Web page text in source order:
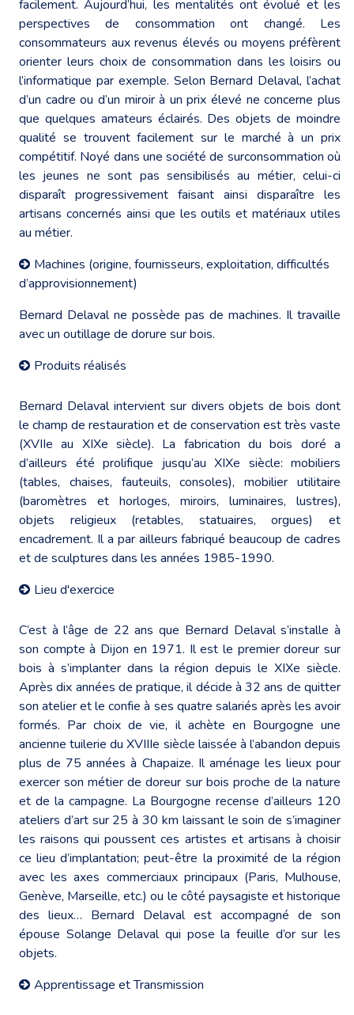
facilement. Aujourd’hui, les mentalités ont évolué et les
perspectives de consommation ont changé. Les
consommateurs aux revenus élevés ou moyens préfèrent
orienter leurs choix de consommation dans les loisirs ou
l’informatique par exemple. Selon Bernard Delaval, l’achat
d’un cadre ou d’un miroir à un prix élevé ne concerne plus
que quelques amateurs éclairés. Des objets de moindre
qualité se trouvent facilement sur le marché à un prix
compétitif. Noyé dans une société de surconsommation où
les jeunes ne sont pas sensibilisés au métier, celui-ci
disparaît progressivement faisant ainsi disparaître les
artisans concernés ainsi que les outils et matériaux utiles
au métier.
Machines (origine, fournisseurs, exploitation, difficultés
d’approvisionnement)
Bernard Delaval ne possède pas de machines. Il travaille
avec un outillage de dorure sur bois.
Produits réalisés
Bernard Delaval intervient sur divers objets de bois dont
le champ de restauration et de conservation est très vaste
(XVIIe au XIXe siècle). La fabrication du bois doré a
d’ailleurs été prolifique jusqu’au XIXe siècle: mobiliers
(tables, chaises, fauteuils, consoles), mobilier utilitaire
(baromètres et horloges, miroirs, luminaires, lustres),
objets religieux (retables, statuaires, orgues) et
encadrement. Il a par ailleurs fabriqué beaucoup de cadres
et de sculptures dans les années 1985-1990.
Lieu d'exercice
C’est à l’âge de 22 ans que Bernard Delaval s’installe à
son compte à Dijon en 1971. Il est le premier doreur sur
bois à s’implanter dans la région depuis le XIXe siècle.
Après dix années de pratique, il décide à 32 ans de quitter
son atelier et le confie à ses quatre salariés après les avoir
formés. Par choix de vie, il achète en Bourgogne une
ancienne tuilerie du XVIIIe siècle laissée à l’abandon depuis
plus de 75 années à Chapaize. Il aménage les lieux pour
exercer son métier de doreur sur bois proche de la nature
et de la campagne. La Bourgogne recense d’ailleurs 120
ateliers d’art sur 25 à 30 km laissant le soin de s’imaginer
les raisons qui poussent ces artistes et artisans à choisir
ce lieu d’implantation; peut-être la proximité de la région
avec les axes commerciaux principaux (Paris, Mulhouse,
Genève, Marseille, etc.) ou le côté paysagiste et historique
des lieux… Bernard Delaval est accompagné de son
épouse Solange Delaval qui pose la feuille d’or sur les
objets.
Apprentissage et Transmission